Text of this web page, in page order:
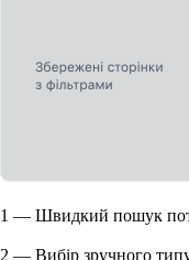
1 — Швидкий пошук
2 — Вибір зручного